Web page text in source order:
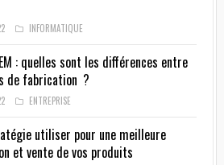
INFORMATIQUE
: quelles sont les différences entre
de fabrication ?
ENTREPRISE
utiliser pour une meilleure
et vente de vos produits